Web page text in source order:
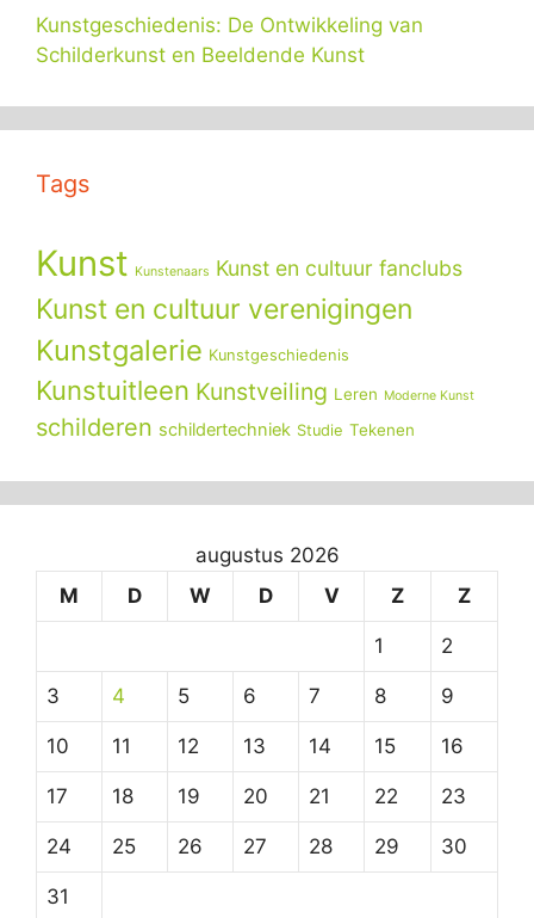
Kunstgeschiedenis: De Ontwikkeling van
Schilderkunst en Beeldende Kunst
Tags
Kunst Kunstenaars Kunst en cultuur fanclubs
Kunst en cultuur verenigingen
Kunstgalerie Kunstgeschiedenis
Kunstuitleen Kunstveiling Leren Moderne Kunst
schilderen schildertechniek Studie Tekenen
augustus 2026
M
D W D V Z Z
1 2
3 4 5 6 7 8 9
10 11 12 13 14 15 16
17 18 19 20 21 22 23
24 25 26 27 28 29 30
31